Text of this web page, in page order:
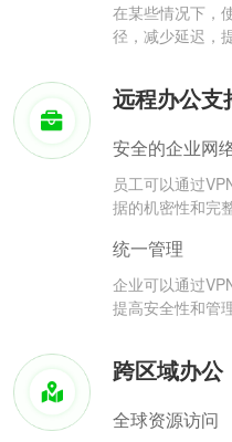
在某些情况下，
径，减少延迟，
远程办公支
安全的企业网
员工可以通过
据的机密性和完
统一管理
企业可以通过
提高安全性和管
跨区域办公
全球资源访问